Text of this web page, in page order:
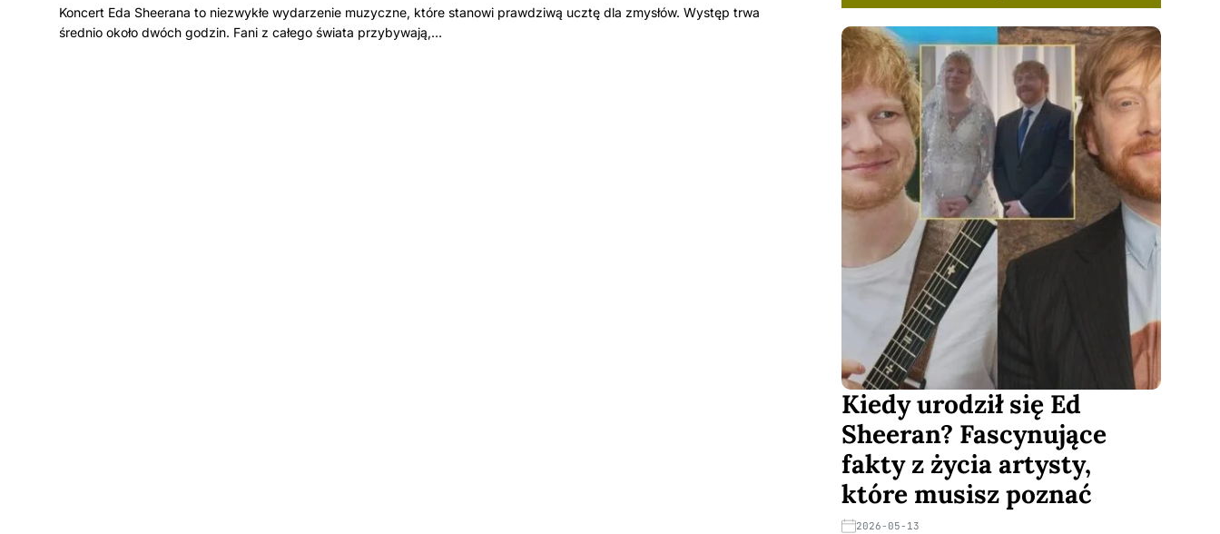
Koncert Eda Sheerana to niezwykłe wydarzenie muzyczne, które stanowi prawdziwą ucztę dla zmysłów. Występ trwa
średnio około dwóch godzin. Fani z całego świata przybywają,…
Kiedy urodził się Ed
Sheeran? Fascynujące
fakty z życia artysty,
które musisz poznać
2026-05-13